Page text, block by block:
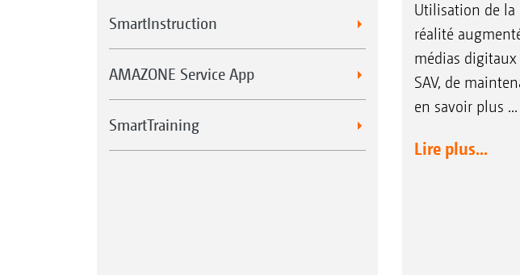
SmartInstruction
AMAZONE Service App
SmartTraining
Utilisation de la
réalité
médias
SAV, de
en savoir plus ...
Lire plus...